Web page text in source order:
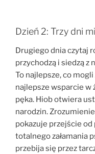
Dzień 2: Trzy dni
Drugiego dnia czytaj
przychodzą i siedzą z
To najlepsze, co
najlepsze wsparcie w
pęka. Hiob otwiera
narodzin.
pokazuje przejście
totalnego załamania
przebija się przez